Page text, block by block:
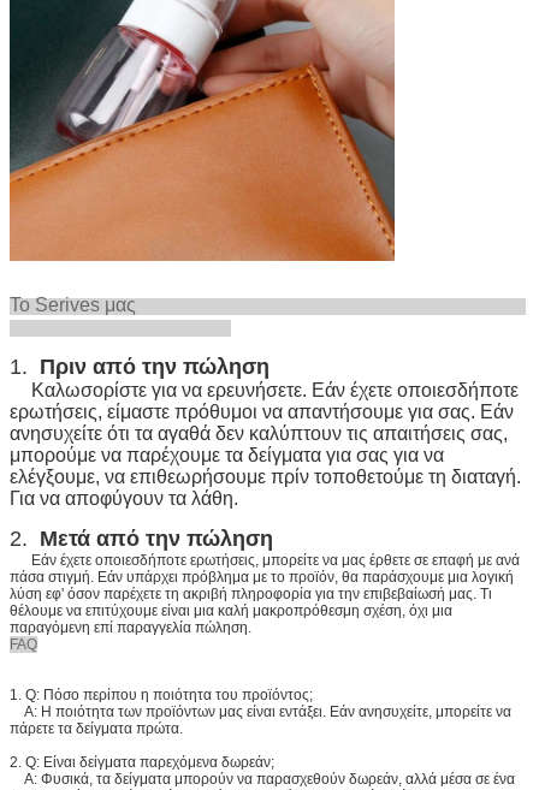
Το Serives μας
1. Πριν από την πώληση
Καλωσορίστε για να ερευνήσετε. Εάν έχετε οποιεσδήποτε
ερωτήσεις, είμαστε πρόθυμοι να απαντήσουμε για σας. Εάν
ανησυχείτε ότι τα αγαθά δεν καλύπτουν τις απαιτήσεις σας,
μπορούμε να παρέχουμε τα δείγματα για σας για να
ελέγξουμε, να επιθεωρήσουμε πρίν τοποθετούμε τη διαταγή.
Για να αποφύγουν τα λάθη.
2. Μετά από την πώληση
Εάν έχετε οποιεσδήποτε ερωτήσεις, μπορείτε να μας έρθετε σε επαφή με ανά
πάσα στιγμή. Εάν υπάρχει πρόβλημα με το προϊόν, θα παράσχουμε μια λογική
λύση εφ' όσον παρέχετε τη ακριβή πληροφορία για την επιβεβαίωσή μας. Τι
θέλουμε να επιτύχουμε είναι μια καλή μακροπρόθεσμη σχέση, όχι μια
παραγόμενη επί παραγγελία πώληση.
FAQ
1. Q: Πόσο περίπου η ποιότητα του προϊόντος;
Α: Η ποιότητα των προϊόντων μας είναι εντάξει. Εάν ανησυχείτε, μπορείτε να
πάρετε τα δείγματα πρώτα.
2. Q: Είναι δείγματα παρεχόμενα δωρεάν;
Α: Φυσικά, τα δείγματα μπορούν να παρασχεθούν δωρεάν, αλλά μέσα σε ένα